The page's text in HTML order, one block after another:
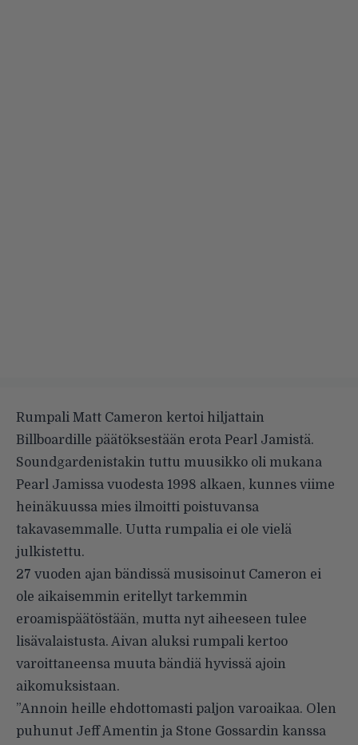
Rumpali Matt Cameron kertoi hiljattain
Billboardille päätöksestään erota Pearl Jamistä.
Soundgardenistakin tuttu muusikko oli mukana
Pearl Jamissa vuodesta 1998 alkaen, kunnes viime
heinäkuussa mies ilmoitti poistuvansa
takavasemmalle. Uutta rumpalia ei ole vielä
julkistettu.
27 vuoden ajan bändissä musisoinut Cameron ei
ole aikaisemmin eritellyt tarkemmin
eroamispäätöstään, mutta nyt aiheeseen tulee
lisävalaistusta. Aivan aluksi rumpali kertoo
varoittaneensa muuta bändiä hyvissä ajoin
aikomuksistaan.
”Annoin heille ehdottomasti paljon varoaikaa. Olen
puhunut Jeff Amentin ja Stone Gossardin kanssa